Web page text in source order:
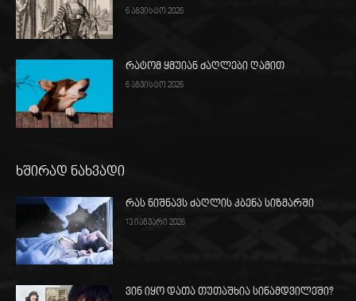
6 აგვისტო 2026
რატომ ყმუიან ძაღლები ღამით
6 აგვისტო 2026
ხშირად ნახვადი
რას ნიშნავს ძაღლის კბენა სიზმარში
13 იანვარი 2026
ვინ იყო დათა თუთაშხია სინამდვილეში?